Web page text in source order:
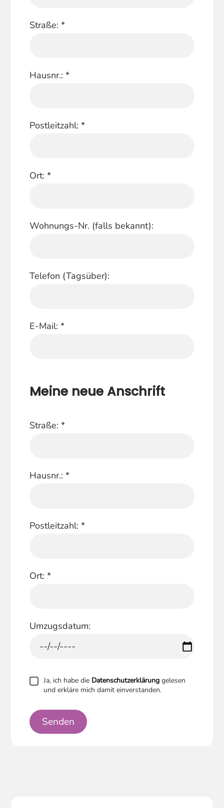
Straße:*
Hausnr.:*
Postleitzahl:*
Ort:*
Wohnungs-Nr. (falls bekannt):
Telefon (Tagsüber):
E-Mail:*
Meine neue Anschrift
Straße:*
Hausnr.:*
Postleitzahl:*
Ort:*
Umzugsdatum:
Ja, ich habe die Datenschutzerklärunggelesen
und erkläre mich damit einverstanden.
Senden